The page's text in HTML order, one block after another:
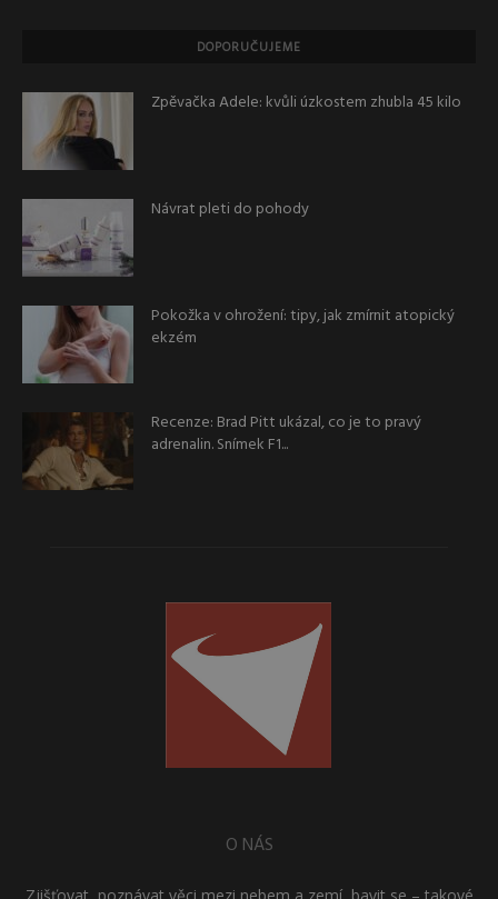
DOPORUČUJEME
Zpěvačka Adele: kvůli úzkostem zhubla 45 kilo
Návrat pleti do pohody
Pokožka v ohrožení: tipy, jak zmírnit atopický
ekzém
Recenze: Brad Pitt ukázal, co je to pravý
adrenalin. Snímek F1...
O NÁS